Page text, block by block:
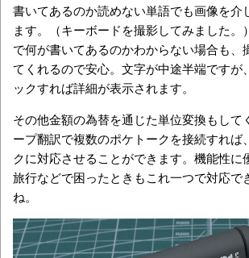
書いてあるのか読めない単語でも画像を介
ます。（キーボードを撮影してみました。
で何が書いてあるのかわからない場合も、
てくれるので安心。文字が中途半端ですが
ックすれば詳細が表示されます。
その他金額の為替を通じた単位変換もして
ープ翻訳で複数のポケトークを接続すれば
クに対応させることができます。機能性に
旅行などで困ったときもこれ一つで対応で
ね。